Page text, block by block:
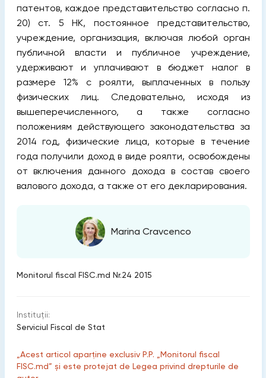
патентов, каждое представительство согласно п.
20) ст. 5 НК, постоянное представительство,
учреждение, организация, включая любой орган
публичной власти и публичное учреждение,
удерживают и уплачивают в бюджет налог в
размере 12% с роялти, выплаченных в пользу
физических лиц. Следовательно, исходя из
вышеперечисленного, а также согласно
положениям действующего законодательства за
2014 год, физические лица, которые в течение
года получили доход в виде роялти, освобождены
от включения данного дохода в состав своего
валового дохода, а также от его декларирования.
Marina Cravcenco
Monitorul fiscal FISC.md Nr.24 2015
Instituții:
Serviciul Fiscal de Stat
„Acest articol aparține exclusiv P.P. „Monitorul fiscal
FISC.md” și este protejat de Legea privind drepturile de